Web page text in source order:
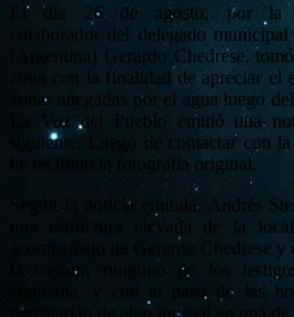
El día 26 de agosto, por la
colaborador del delegado
(Argentina) Gerardo Chedrese,
zona con la finalidad de apreciar el
zonas anegadas por el agua luego
La Voz del Pueblo emitió una
siguiente. Luego de contactar con
he recibido la fotografía original.
Según la noticia emitida, Andrés
una estructura elevada de la
acompañado de Gerardo Chedrese
la captura ninguno de los
anomalía, y con el paso de las
percatarían de algo inusual en una